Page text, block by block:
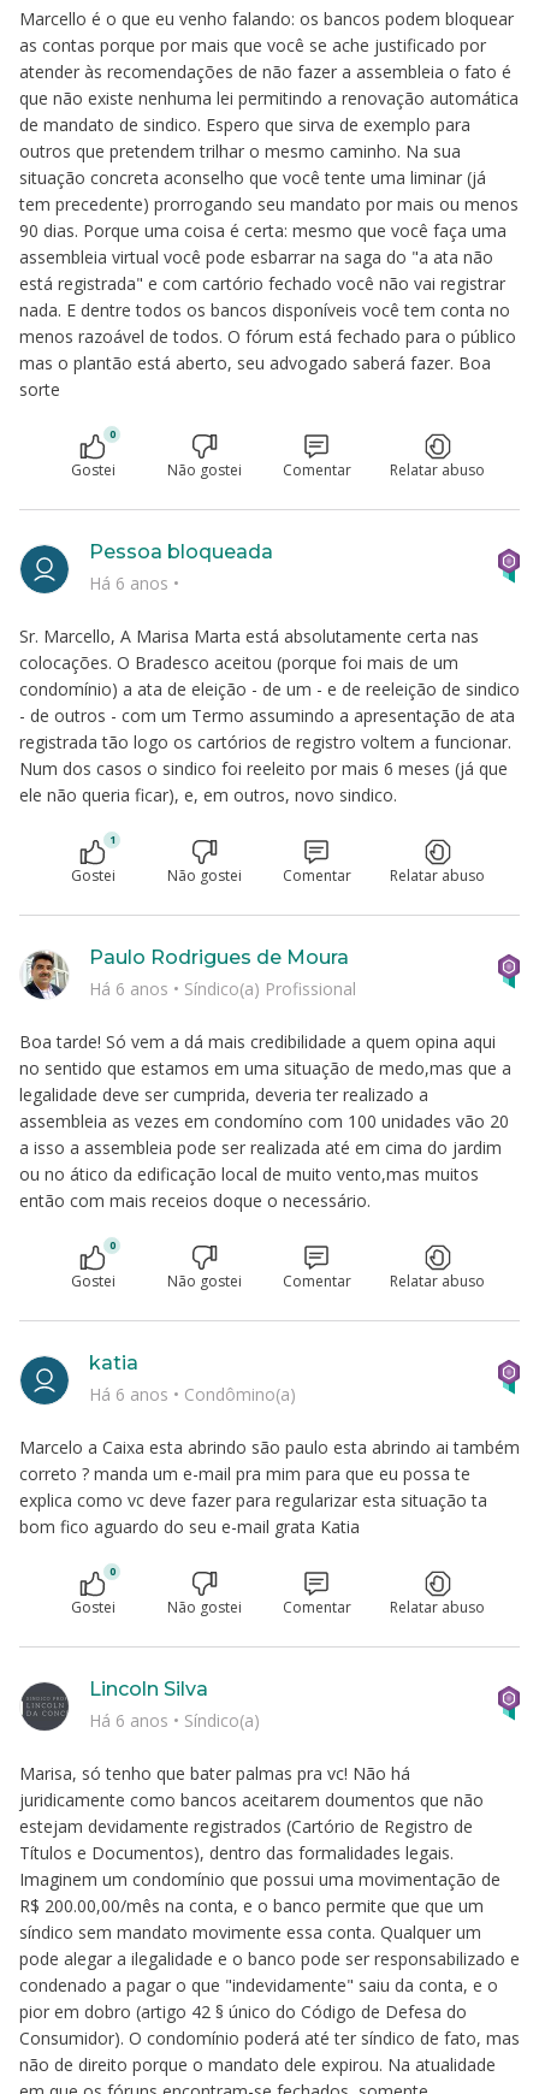
Marcello é o que eu venho falando: os bancos podem bloquear
as contas porque por mais que você se ache justificado por
atender às recomendações de não fazer a assembleia o fato é
que não existe nenhuma lei permitindo a renovação automática
de mandato de sindico. Espero que sirva de exemplo para
outros que pretendem trilhar o mesmo caminho. Na sua
situação concreta aconselho que você tente uma liminar (já
tem precedente) prorrogando seu mandato por mais ou menos
90 dias. Porque uma coisa é certa: mesmo que você faça uma
assembleia virtual você pode esbarrar na saga do "a ata não
está registrada" e com cartório fechado você não vai registrar
nada. E dentre todos os bancos disponíveis você tem conta no
menos razoável de todos. O fórum está fechado para o público
mas o plantão está aberto, seu advogado saberá fazer. Boa
sorte
0
Gostei Não gostei Comentar Relatar abuso
Sr. Marcello, A Marisa Marta está absolutamente certa nas
colocações. O Bradesco aceitou (porque foi mais de um
condomínio) a ata de eleição - de um - e de reeleição de sindico
- de outros - com um Termo assumindo a apresentação de ata
registrada tão logo os cartórios de registro voltem a funcionar.
Num dos casos o sindico foi reeleito por mais 6 meses (já que
ele não queria ficar), e, em outros, novo sindico.
Pessoa bloqueada
Há 6 anos •
1
Gostei Não gostei Comentar Relatar abuso
Boa tarde! Só vem a dá mais credibilidade a quem opina aqui
no sentido que estamos em uma situação de medo,mas que a
legalidade deve ser cumprida, deveria ter realizado a
assembleia as vezes em condomíno com 100 unidades vão 20
a isso a assembleia pode ser realizada até em cima do jardim
ou no ático da edificação local de muito vento,mas muitos
então com mais receios doque o necessário.
Paulo Rodrigues de Moura
Há 6 anos • Síndico(a) Profissional
0
Gostei Não gostei Comentar Relatar abuso
Marcelo a Caixa esta abrindo são paulo esta abrindo ai também
correto ? manda um e-mail pra mim para que eu possa te
explica como vc deve fazer para regularizar esta situação ta
bom fico aguardo do seu e-mail grata Katia
katia
Há 6 anos • Condômino(a)
0
Gostei Não gostei Comentar Relatar abuso
Marisa, só tenho que bater palmas pra vc! Não há
juridicamente como bancos aceitarem doumentos que não
estejam devidamente registrados (Cartório de Registro de
Títulos e Documentos), dentro das formalidades legais.
Imaginem um condomínio que possui uma movimentação de
R$ 200.00,00/mês na conta, e o banco permite que que um
síndico sem mandato movimente essa conta. Qualquer um
pode alegar a ilegalidade e o banco pode ser responsabilizado e
condenado a pagar o que "indevidamente" saiu da conta, e o
pior em dobro (artigo 42 § único do Código de Defesa do
Consumidor). O condomínio poderá até ter síndico de fato, mas
não de direito porque o mandato dele expirou. Na atualidade
Lincoln Silva
Há 6 anos • Síndico(a)